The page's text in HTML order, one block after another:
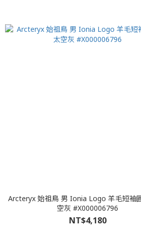
Arcteryx 始祖鳥 男 Ionia Logo 羊毛短袖
空灰 #X000006796
NT$4,180